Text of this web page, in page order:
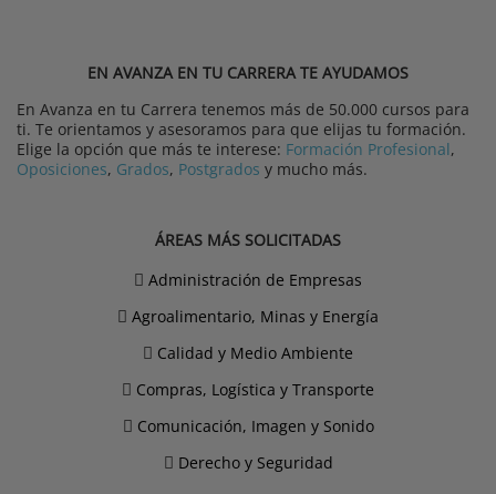
EN AVANZA EN TU CARRERA TE AYUDAMOS
En Avanza en tu Carrera tenemos más de 50.000 cursos para
ti. Te orientamos y asesoramos para que elijas tu formación.
Elige la opción que más te interese: Formación Profesional,
Oposiciones, Grados, Postgrados y mucho más.
ÁREAS MÁS SOLICITADAS
Administración de Empresas
Agroalimentario, Minas y Energía
Calidad y Medio Ambiente
Compras, Logística y Transporte
Comunicación, Imagen y Sonido
Derecho y Seguridad